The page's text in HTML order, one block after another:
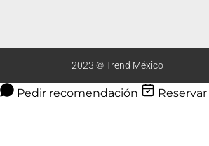
2023 © Trend México
Pedir recomendación Reservar